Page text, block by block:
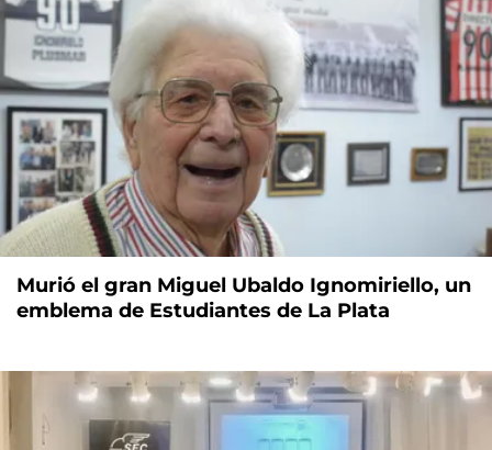
Murió el gran Miguel Ubaldo Ignomiriello, un
emblema de Estudiantes de La Plata